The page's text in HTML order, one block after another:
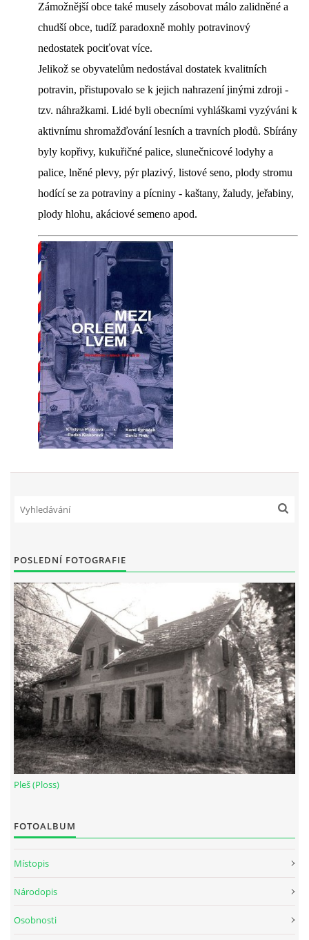
Zámožnější obce také musely zásobovat málo zalidněné a
chudší obce, tudíž paradoxně mohly potravinový
nedostatek pociťovat více.
Jelikož se obyvatelům nedostával dostatek kvalitních
potravin, přistupovalo se k jejich nahrazení jinými zdroji -
tzv. náhražkami. Lidé byli obecními vyhláškami vyzýváni k
aktivnímu shromažďování lesních a travních plodů. Sbírány
byly kopřivy, kukuřičné palice, slunečnicové lodyhy a
palice, lněné plevy, pýr plazivý, listové seno, plody stromu
hodící se za potraviny a pícniny - kaštany, žaludy, jeřabiny,
plody hlohu, akáciové semeno apod.
POSLEDNÍ FOTOGRAFIE
Pleš (Ploss)
FOTOALBUM
Místopis
Národopis
Osobnosti